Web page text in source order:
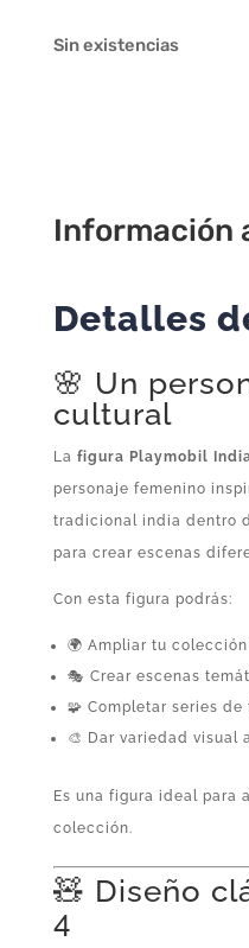
Sin existencias
Información
Detalles
🌸 Un
cultural
La figura Playmobil
personaje femenino
tradicional india dentro
para crear escenas
Con esta figura podrás:
🌍 Ampliar tu
🎭 Crear escenas
🧩 Completar series de
🎨 Dar variedad visual
Es una figura ideal para
colección.
🧸 Diseño
4